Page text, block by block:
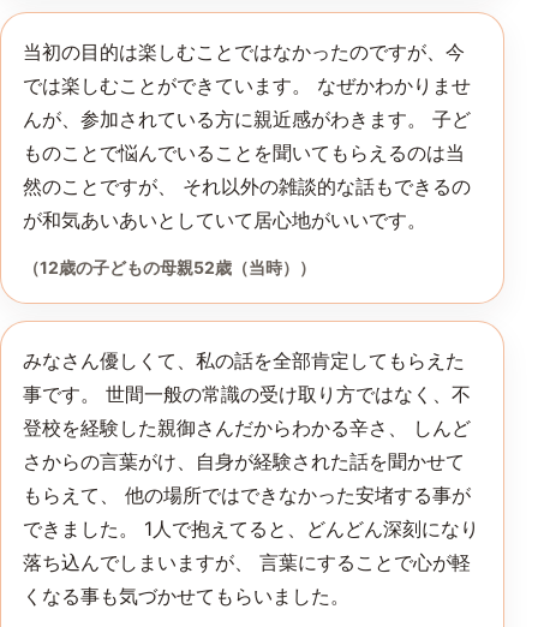
当初の目的は楽しむことではなかったのですが、今
では楽しむことができています。 なぜかわかりませ
んが、参加されている方に親近感がわきます。 子ど
ものことで悩んでいることを聞いてもらえるのは当
然のことですが、 それ以外の雑談的な話もできるの
が和気あいあいとしていて居心地がいいです。
（12歳の子どもの母親52歳（当時））
みなさん優しくて、私の話を全部肯定してもらえた
事です。 世間一般の常識の受け取り方ではなく、不
登校を経験した親御さんだからわかる辛さ、 しんど
さからの言葉がけ、自身が経験された話を聞かせて
もらえて、 他の場所ではできなかった安堵する事が
できました。 1人で抱えてると、どんどん深刻になり
落ち込んでしまいますが、 言葉にすることで心が軽
くなる事も気づかせてもらいました。